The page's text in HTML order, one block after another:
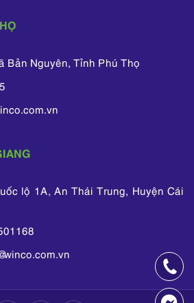
Bản Nguyên, Tỉnh Phú Thọ
lộ 1A, An Thái Trung, Huyện Cái